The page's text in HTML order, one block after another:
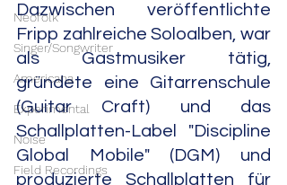
Neofolk
Singer/Songwriter
Americana
Experimental
Noise
Field Recordings
Dazwischen veröffentlichte
Fripp zahlreiche Soloalben, war
als Gastmusiker tätig,
gründete eine Gitarrenschule
(Guitar Craft) und das
Schallplatten-Label "Discipline
Global Mobile" (DGM) und
produzierte Schallplatten für